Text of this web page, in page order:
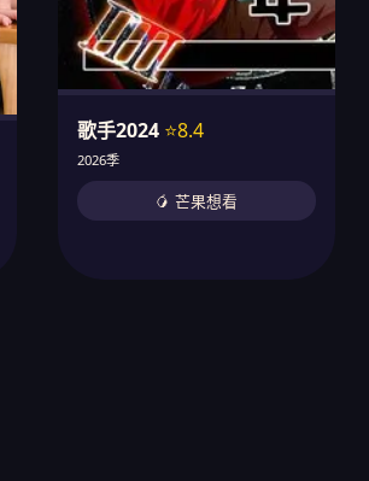
歌手2024 ⭐8.4
2026季
🥭 芒果想看